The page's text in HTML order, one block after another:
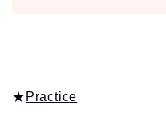
★ Practice